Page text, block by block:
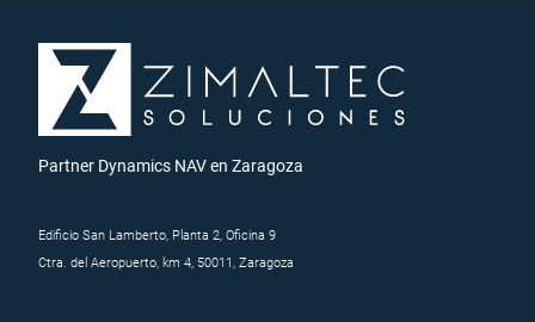
Partner Dynamics NAV en Zaragoza
Edificio San Lamberto, Planta 2, Oficina 9
Ctra. del Aeropuerto, km 4, 50011, Zaragoza